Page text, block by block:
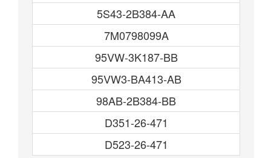
5S43-2B384-AA
7M0798099A
95VW-3K187-BB
95VW3-BA413-AB
98AB-2B384-BB
D351-26-471
D523-26-471